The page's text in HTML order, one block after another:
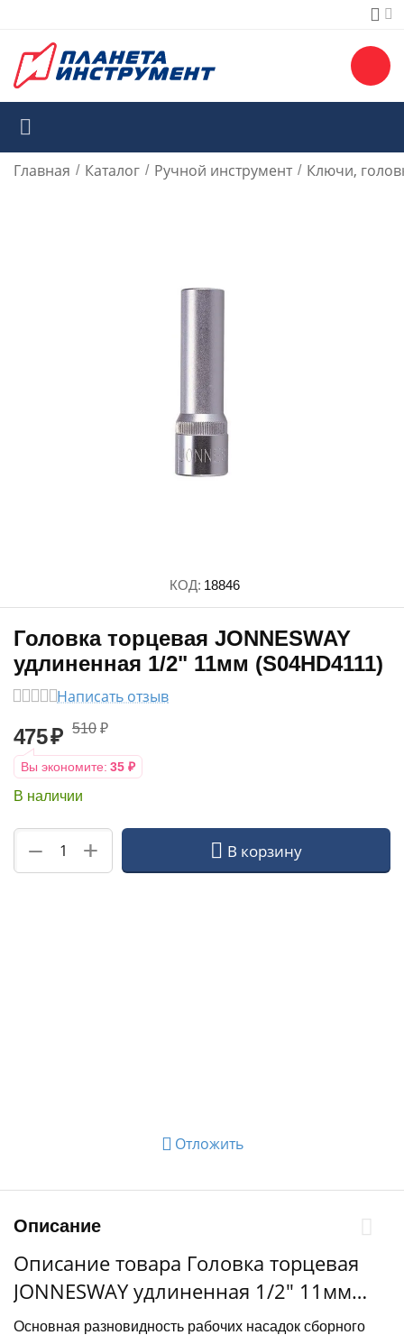
Главная / Каталог / Ручной инструмент / Ключи,
КОД: 18846
Головка торцевая JONNESWAY
удлиненная 1/2" 11мм (S04HD4111)
Написать отзыв
475₽ 510 ₽
Вы экономите: 35 ₽
В наличии
+
− В корзину
Отложить
Описание
Описание товара Головка торцевая
JONNESWAY удлиненная 1/2" 11мм
(S04HD4111)
Основная разновидность рабочих насадок сборного